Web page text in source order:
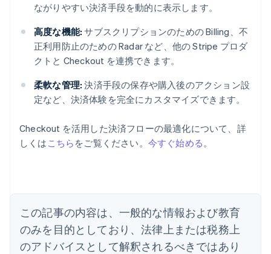
ながりやすい決済手段を動的に表示します。
高度な機能: サブスクリプションのための Billing、不
正利用防止のための Radar など、他の Stripe プロダ
クトと Checkout を連携できます。
柔軟な管理: 決済手段の保存や購入後のアクション設
定など、決済体験を完全にカスタマイズできます。
Checkout を活用した決済フローの最適化について、詳
しくは こちら をご覧ください。 今すぐ始める。
この記事の内容は、一般的な情報および教育
のみを目的としており、法律上または税務上
のアドバイスとして解釈されるべきではあり
アラブ首長国連邦
English
イギリス
English